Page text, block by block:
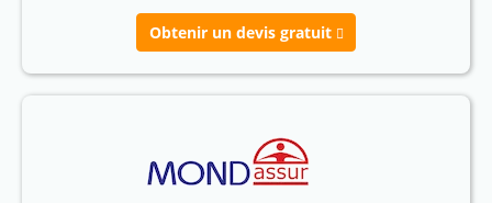
Obtenir un devis gratuit